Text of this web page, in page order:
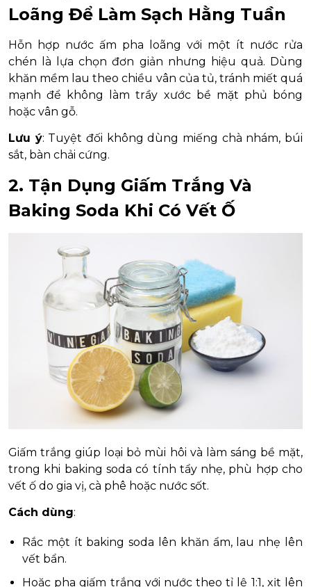
Loãng Để Làm Sạch Hằng Tuần
Hỗn hợp nước ấm pha loãng với một ít nước rửa
chén là lựa chọn đơn giản nhưng hiệu quả. Dùng
khăn mềm lau theo chiều vân của tủ, tránh miết quá
mạnh để không làm trầy xước bề mặt phủ bóng
hoặc vân gỗ.
Lưu ý: Tuyệt đối không dùng miếng chà nhám, búi
sắt, bàn chải cứng.
2. Tận Dụng Giấm Trắng Và
Baking Soda Khi Có Vết Ố
Giấm trắng giúp loại bỏ mùi hôi và làm sáng bề mặt,
trong khi baking soda có tính tẩy nhẹ, phù hợp cho
vết ố do gia vị, cà phê hoặc nước sốt.
Cách dùng:
Rắc một ít baking soda lên khăn ẩm, lau nhẹ lên
vết bẩn.
Hoặc pha giấm trắng với nước theo tỉ lệ 1:1, xịt lên